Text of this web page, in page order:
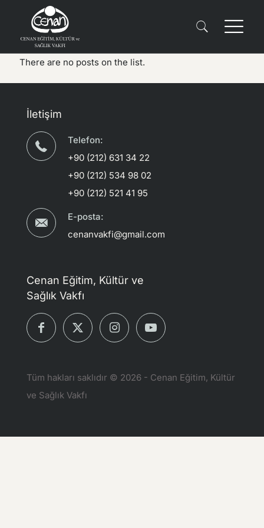
There are no posts on the list.
İletişim
Telefon:
+90 (212) 631 34 22
+90 (212) 534 98 02
+90 (212) 521 41 95
E-posta:
cenanvakfi@gmail.com
Cenan Eğitim, Kültür ve
Sağlık Vakfı
Tüm hakları saklıdır © 2026 - Cenan Eğitim, Kültür
ve Sağlık Vakfı